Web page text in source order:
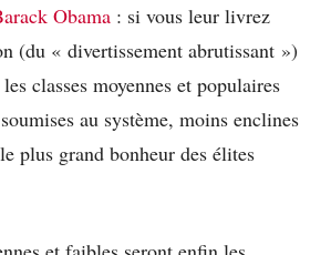
Obama : si vous leur livrez
(du « divertissement abrutissant »)
classes moyennes et populaires
au système, moins enclines
plus grand bonheur des élites